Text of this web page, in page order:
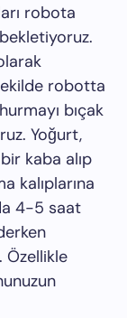
robota
robotta
bıçak
Yoğurt,
kaba alıp
kalıplarına
4-5 saat
Özellikle